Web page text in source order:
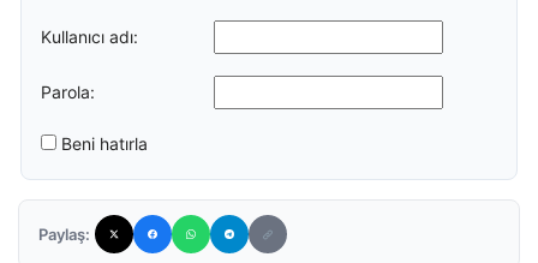
Kullanıcı adı:
Parola:
Beni hatırla
Paylaş: